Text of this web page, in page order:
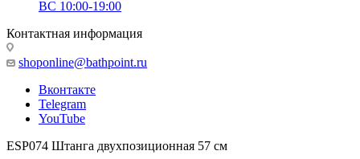
ВС 10:00-19:00
Контактная информация
shoponline@bathpoint.ru
Вконтакте
Telegram
YouTube
ESP074 Штанга двухпозиционная 57 см